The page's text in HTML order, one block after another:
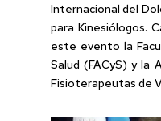
Internacional del
para Kinesiólogos.
este evento la
Salud (FACyS) y la
Fisioterapeutas de